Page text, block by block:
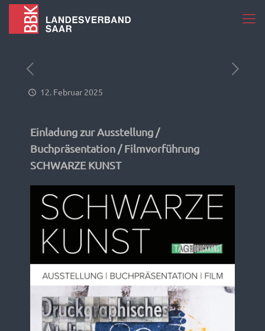
12. Februar 2025
Einladung zur Ausstellung /
Buchpräsentation / Filmvorführung
SCHWARZE KUNST